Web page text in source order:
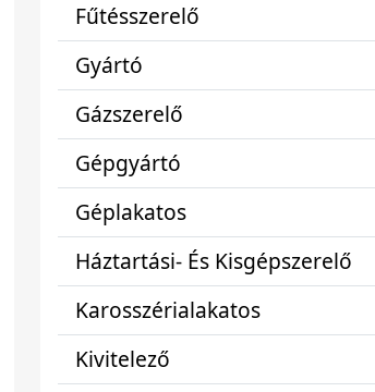
Fűtésszerelő
Gyártó
Gázszerelő
Gépgyártó
Géplakatos
Háztartási- És Kisgépszerelő
Karosszérialakatos
Kivitelező